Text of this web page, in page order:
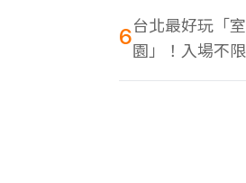
6台北最好玩「
園」！入場不
幕Switch遊戲